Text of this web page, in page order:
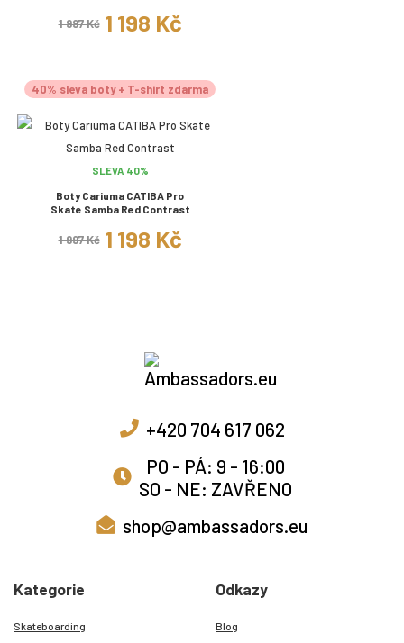
1 997 Kč 1 198 Kč
40% sleva boty + T-shirt zdarma
SLEVA 40%
Boty Cariuma CATIBA Pro
Skate Samba Red Contrast
1 997 Kč 1 198 Kč
+420 704 617 062
PO - PÁ: 9 - 16:00
SO - NE: ZAVŘENO
shop@ambassadors.eu
Kategorie
Skateboarding
Odkazy
Blog